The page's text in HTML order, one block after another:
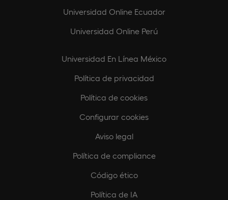
Universidad Online Ecuador
Universidad Online Perú
Universidad En Línea México
Política de privacidad
Política de cookies
Configurar cookies
Aviso legal
Política de compliance
Código ético
Política de IA